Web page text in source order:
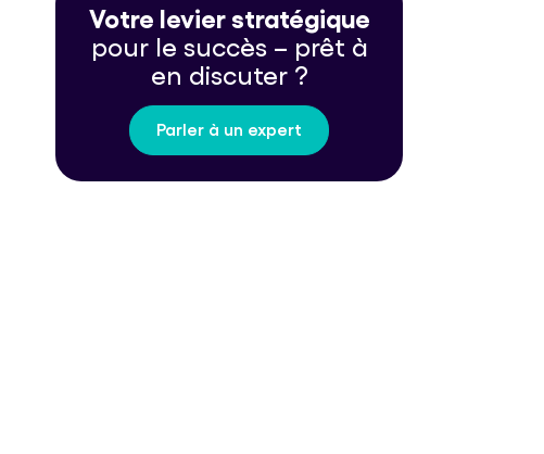
Votre levier stratégique
pour le succès – prêt à
en discuter ?
Parler à un expert